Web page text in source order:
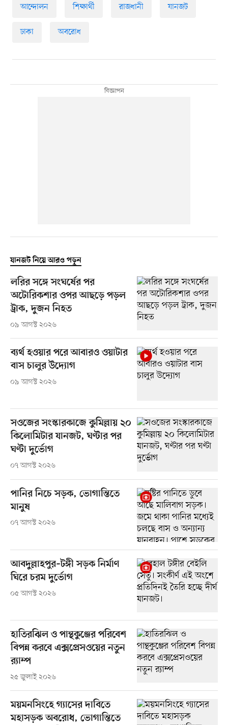
আন্দোলন শিক্ষার্থী রাজধানী যানজট
ঢাকা অবরোধ
যানজট নিয়ে আরও পড়ুন
লরির সঙ্গে সংঘর্ষের পর
অটোরিকশার ওপর আছড়ে পড়ল
ট্রাক, দুজন নিহত
০৯ আগস্ট ২০২৬
ব্যর্থ হওয়ার পরে আবারও ওয়াটার
বাস চালুর উদ্যোগ
০৯ আগস্ট ২০২৬
সওজের সংস্কারকাজে কুমিল্লায় ২০
কিলোমিটার যানজট, ঘণ্টার পর
ঘণ্টা দুর্ভোগ
০৭ আগস্ট ২০২৬
পানির নিচে সড়ক, ভোগান্তিতে
মানুষ
০৭ আগস্ট ২০২৬
আবদুল্লাহপুর–টঙ্গী সড়ক নির্মাণ
ঘিরে চরম দুর্ভোগ
০৫ আগস্ট ২০২৬
হাতিরঝিল ও পান্থকুঞ্জের পরিবেশ
বিপন্ন করবে এক্সপ্রেসওয়ের নতুন
র‍্যাম্প
২৫ জুলাই ২০২৬
ময়মনসিংহে গ্যাসের দাবিতে
মহাসড়ক অবরোধ, ভোগান্তিতে